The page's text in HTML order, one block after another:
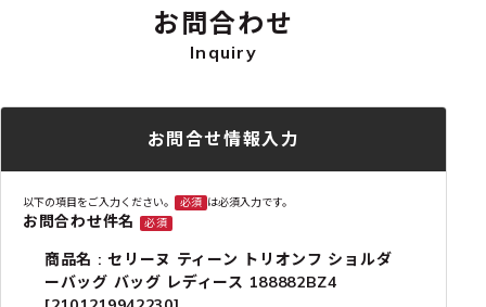
お問合わせ
Inquiry
お問合せ情報入力
以下の項目をご入力ください。 必須 は必須入力です。
お問合わせ件名 必須
商品名 : セリーヌ ティーン トリオンフ ショルダ
ーバッグ バッグ レディース 188882BZ4